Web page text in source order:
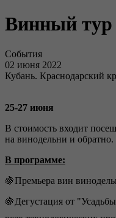
Винный тур
События
02 июня 2022
Кубань. Краснодарский
25-27 июня
В стоимость входит
на винодельни и обратно.
В программе:
🍇Премьера вин
🍇Дегустация от